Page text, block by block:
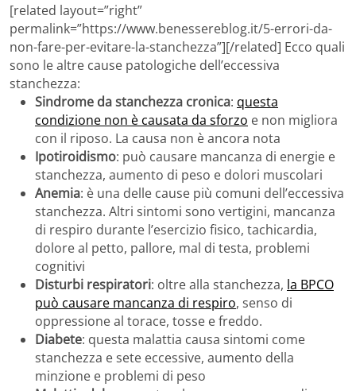
[related layout=”right”
permalink=”https://www.benessereblog.it/5-errori-da-
non-fare-per-evitare-la-stanchezza”][/related] Ecco quali
sono le altre cause patologiche dell’eccessiva
stanchezza:
Sindrome da stanchezza cronica: questa
condizione non è causata da sforzo e non migliora
con il riposo. La causa non è ancora nota
Ipotiroidismo: può causare mancanza di energie e
stanchezza, aumento di peso e dolori muscolari
Anemia: è una delle cause più comuni dell’eccessiva
stanchezza. Altri sintomi sono vertigini, mancanza
di respiro durante l’esercizio fisico, tachicardia,
dolore al petto, pallore, mal di testa, problemi
cognitivi
Disturbi respiratori: oltre alla stanchezza, la BPCO
può causare mancanza di respiro, senso di
oppressione al torace, tosse e freddo.
Diabete: questa malattia causa sintomi come
stanchezza e sete eccessive, aumento della
minzione e problemi di peso